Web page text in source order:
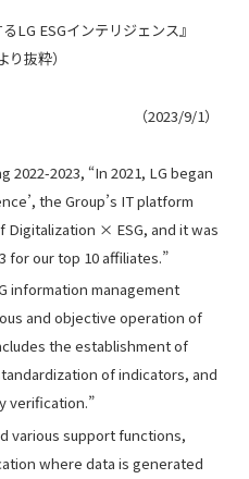
LG ESGインテリジェンス』
抜粋）
（2023/9/1）
2022-2023, “In 2021, LG began
the Group’s IT platform
× ESG, and it was
for our top 10 affiliates.”
information management
and objective operation of
the establishment of
of indicators, and
verification.”
various support functions,
where data is generated